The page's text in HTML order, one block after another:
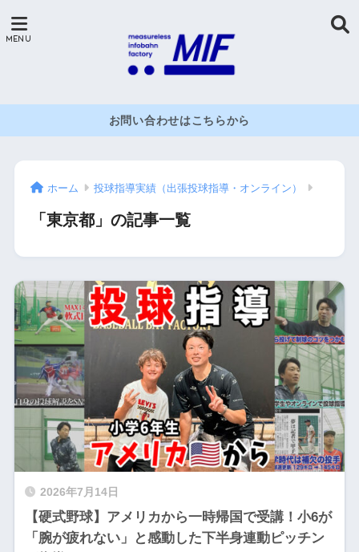
お問い合わせはこちらから
ホーム 投球指導実績（出張投球指導・オンライン）
「東京都」の記事一覧
2026年7月14日
【硬式野球】アメリカから一時帰国で受講！小6が
「腕が疲れない」と感動した下半身連動ピッチン